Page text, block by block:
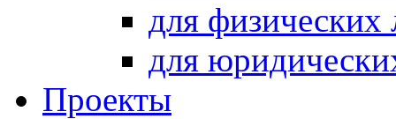
для физических
для
Проекты